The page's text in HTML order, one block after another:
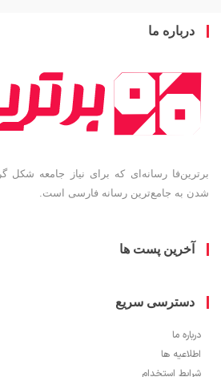
درباره ما
برترین‌فا رسانه‌ای که برای نیاز جامعه
شدن به جامع‌ترین رسانه فارسی است.
آخرین پست ها
دسترسی سریع
درباره ما
اطلاعیه ها
شرایط استخدام